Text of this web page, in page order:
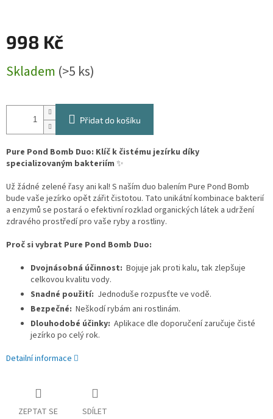
998 Kč
cena:
Skladem (>5 ks)
Přidat do košíku
Pure Pond Bomb Duo: Klíč k čistému jezírku díky
specializovaným bakteriím ✨
Už žádné zelené řasy ani kal! S naším duo balením Pure Pond Bomb
bude vaše jezírko opět zářit čistotou. Tato unikátní kombinace bakterií
a enzymů se postará o efektivní rozklad organických látek a udržení
zdravého prostředí pro vaše ryby a rostliny.
Proč si vybrat Pure Pond Bomb Duo:
Dvojnásobná účinnost: Bojuje jak proti kalu, tak zlepšuje
celkovou kvalitu vody.
Snadné použití: Jednoduše rozpusťte ve vodě.
Bezpečné: Neškodí rybám ani rostlinám.
Dlouhodobé účinky: Aplikace dle doporučení zaručuje čisté
jezírko po celý rok.
Detailní informace
ZEPTAT SE SDÍLET